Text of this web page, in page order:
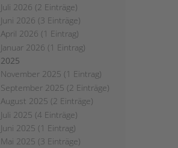
Juli 2026 (2 Einträge)
Juni 2026 (3 Einträge)
April 2026 (1 Eintrag)
Januar 2026 (1 Eintrag)
2025
November 2025 (1 Eintrag)
September 2025 (2 Einträge)
August 2025 (2 Einträge)
Juli 2025 (4 Einträge)
Juni 2025 (1 Eintrag)
Mai 2025 (3 Einträge)